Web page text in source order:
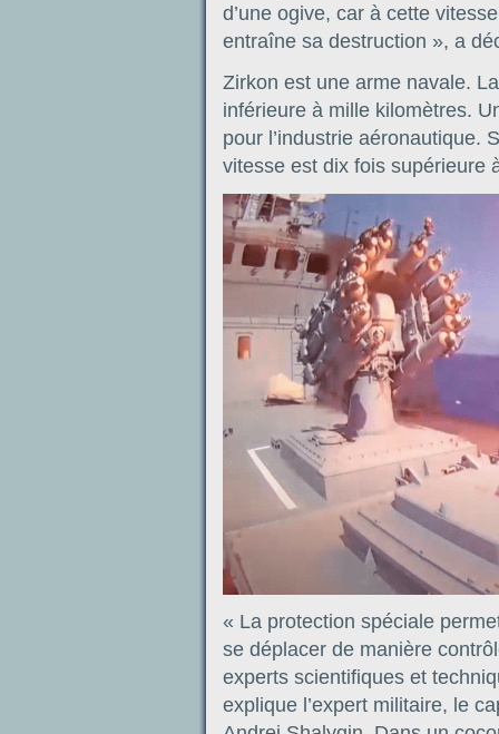
d’une ogive, car à cette
entraîne sa destruction », a
Zirkon est une arme navale.
inférieure à mille kilomètres.
pour l’industrie aéronautique.
vitesse est dix fois supérieure
« La protection spéciale
se déplacer de manière
experts scientifiques et
explique l’expert militaire, le